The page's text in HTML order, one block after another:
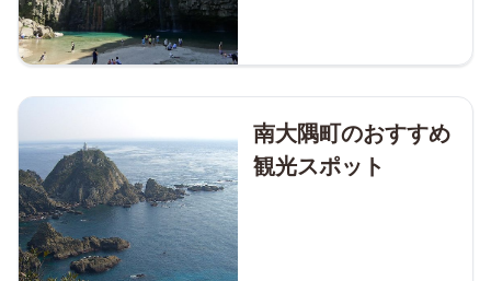
南大隅町のおすすめ
観光スポット